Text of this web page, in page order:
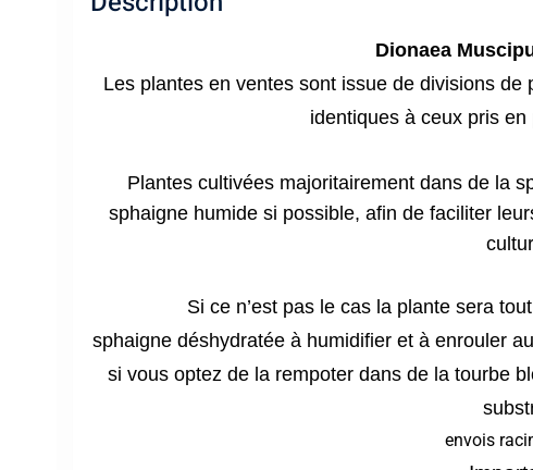
Dionaea
Les plantes en ventes sont issue de divisions
identiques à ceux pris
Plantes cultivées majoritairement dans de la
sphaigne humide si possible, afin de faciliter
Si ce n’est pas le cas la plante sera
sphaigne déshydratée à humidifier et à enrouler
si vous optez de la rempoter dans de la tourbe
envois